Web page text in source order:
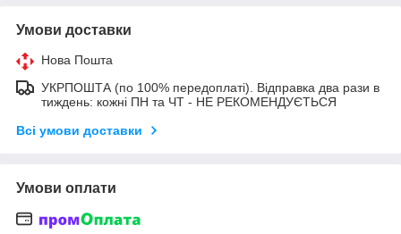
Умови доставки
Нова Пошта
УКРПОШТА (по 100% передоплаті). Відправка два рази в
тиждень: кожні ПН та ЧТ - НЕ РЕКОМЕНДУЄТЬСЯ
Всі умови доставки
Умови оплати